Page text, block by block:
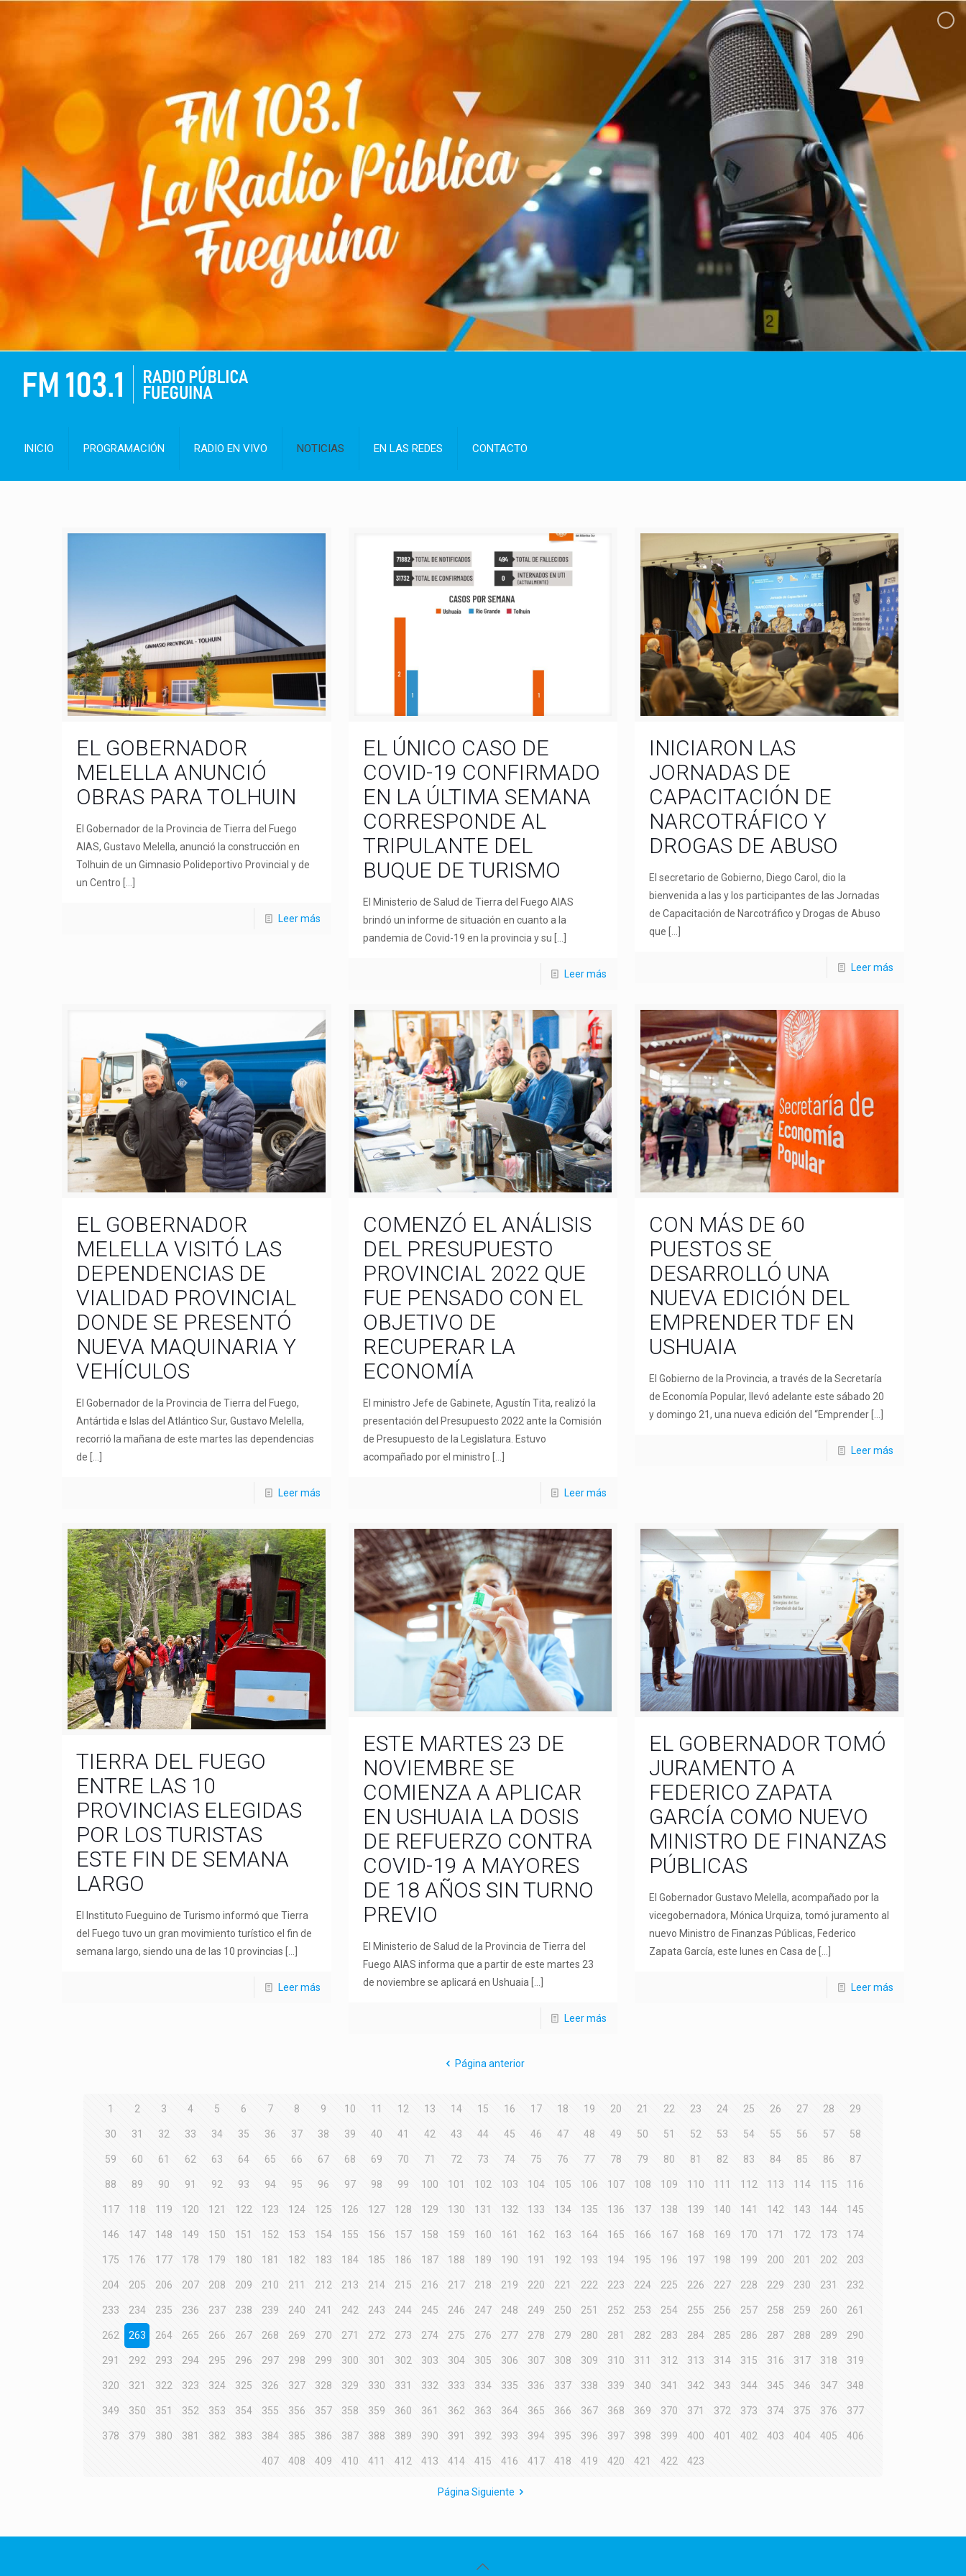
INICIO PROGRAMACIÓN RADIO EN VIVO NOTICIAS EN LAS REDES CONTACTO
EL GOBERNADOR
MELELLA ANUNCIÓ
OBRAS PARA TOLHUIN
El Gobernador de la Provincia de Tierra del Fuego
AIAS, Gustavo Melella, anunció la construcción en
Tolhuin de un Gimnasio Polideportivo Provincial y de
un Centro
Leer más
EL ÚNICO CASO DE
COVID-19 CONFIRMADO
EN LA ÚLTIMA SEMANA
CORRESPONDE AL
TRIPULANTE DEL
BUQUE DE TURISMO
El Ministerio de Salud de Tierra del Fuego AIAS
brindó un informe de situación en cuanto a la
pandemia de Covid-19 en la provincia y su
Leer más
INICIARON LAS
JORNADAS DE
CAPACITACIÓN DE
NARCOTRÁFICO Y
DROGAS DE ABUSO
El secretario de Gobierno, Diego Carol, dio la
bienvenida a las y los participantes de las Jornadas
de Capacitación de Narcotráfico y Drogas de Abuso
que
Leer más
EL GOBERNADOR
MELELLA VISITÓ LAS
DEPENDENCIAS DE
VIALIDAD PROVINCIAL
DONDE SE PRESENTÓ
NUEVA MAQUINARIA Y
VEHÍCULOS
El Gobernador de la Provincia de Tierra del Fuego,
Antártida e Islas del Atlántico Sur, Gustavo Melella,
recorrió la mañana de este martes las dependencias
de
Leer más
COMENZÓ EL ANÁLISIS
DEL PRESUPUESTO
PROVINCIAL 2022 QUE
FUE PENSADO CON EL
OBJETIVO DE
RECUPERAR LA
ECONOMÍA
El ministro Jefe de Gabinete, Agustín Tita, realizó la
presentación del Presupuesto 2022 ante la Comisión
de Presupuesto de la Legislatura. Estuvo
acompañado por el ministro
Leer más
CON MÁS DE 60
PUESTOS SE
DESARROLLÓ UNA
NUEVA EDICIÓN DEL
EMPRENDER TDF EN
USHUAIA
El Gobierno de la Provincia, a través de la Secretaría
de Economía Popular, llevó adelante este sábado 20
y domingo 21, una nueva edición del “Emprender
Leer más
TIERRA DEL FUEGO
ENTRE LAS 10
PROVINCIAS ELEGIDAS
POR LOS TURISTAS
ESTE FIN DE SEMANA
LARGO
El Instituto Fueguino de Turismo informó que Tierra
del Fuego tuvo un gran movimiento turístico el fin de
semana largo, siendo una de las 10 provincias […]
Leer más
ESTE MARTES 23 DE
NOVIEMBRE SE
COMIENZA A APLICAR
EN USHUAIA LA DOSIS
DE REFUERZO CONTRA
COVID-19 A MAYORES
DE 18 AÑOS SIN TURNO
PREVIO
El Ministerio de Salud de la Provincia de Tierra del
Fuego AIAS informa que a partir de este martes 23
de noviembre se aplicará en Ushuaia
Leer más
EL GOBERNADOR TOMÓ
JURAMENTO A
FEDERICO ZAPATA
GARCÍA COMO NUEVO
MINISTRO DE FINANZAS
PÚBLICAS
El Gobernador Gustavo Melella, acompañado por la
vicegobernadora, Mónica Urquiza, tomó juramento al
nuevo Ministro de Finanzas Públicas, Federico
Zapata García, este lunes en Casa de
Leer más
Página anterior
1 2 3 4 5 6 7 8 9 10 11 12 13 14 15 16 17 18 19 20 21 22 23 24 25 26 27 28 29
30 31 32 33 34 35 36 37 38 39 40 41 42 43 44 45 46 47 48 49 50 51 52 53 54 55 56 57 58
59 60 61 62 63 64 65 66 67 68 69 70 71 72 73 74 75 76 77 78 79 80 81 82 83 84 85 86 87
88 89 90 91 92 93 94 95 96 97 98 99 100 101 102 103 104 105 106 107 108 109 110 111 112 113 114 115 116
117 118 119 120 121 122 123 124 125 126 127 128 129 130 131 132 133 134 135 136 137 138 139 140 141 142 143 144 145
146 147 148 149 150 151 152 153 154 155 156 157 158 159 160 161 162 163 164 165 166 167 168 169 170 171 172 173 174
175 176 177 178 179 180 181 182 183 184 185 186 187 188 189 190 191 192 193 194 195 196 197 198 199 200 201 202 203
204 205 206 207 208 209 210 211 212 213 214 215 216 217 218 219 220 221 222 223 224 225 226 227 228 229 230 231 232
233 234 235 236 237 238 239 240 241 242 243 244 245 246 247 248 249 250 251 252 253 254 255 256 257 258 259 260 261
262 263 264 265 266 267 268 269 270 271 272 273 274 275 276 277 278 279 280 281 282 283 284 285 286 287 288 289 290
291 292 293 294 295 296 297 298 299 300 301 302 303 304 305 306 307 308 309 310 311 312 313 314 315 316 317 318 319
320 321 322 323 324 325 326 327 328 329 330 331 332 333 334 335 336 337 338 339 340 341 342 343 344 345 346 347 348
349 350 351 352 353 354 355 356 357 358 359 360 361 362 363 364 365 366 367 368 369 370 371 372 373 374 375 376 377
378 379 380 381 382 383 384 385 386 387 388 389 390 391 392 393 394 395 396 397 398 399 400 401 402 403 404 405 406
407 408 409 410 411 412 413 414 415 416 417 418 419 420 421 422 423
Página Siguiente